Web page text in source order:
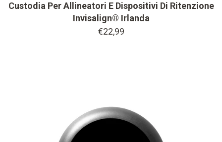
Custodia Per Allineatori E Dispositivi Di Ritenzione
Invisalign® Irlanda
€22,99